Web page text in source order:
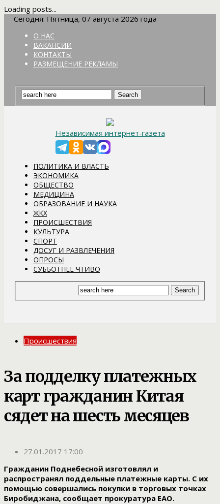
Loading posts...
Сегодня: Пятница, 07 августа 2026 года
О НАС
ВАКАНСИИ
КОНТАКТЫ
РАЗМЕЩЕНИЕ РЕКЛАМЫ
Независимая интернет-газета
ПОЛИТИКА И ВЛАСТЬ
ЭКОНОМИКА
ОБЩЕСТВО
МЕДИЦИНА
ОБРАЗОВАНИЕ И НАУКА
ЖКХ
ПРОИСШЕСТВИЯ
КУЛЬТУРА
СПОРТ
ДОСУГ И РАЗВЛЕЧЕНИЯ
ОПРОСЫ
СУББОТНЕЕ ЧТИВО
Происшествия
За подделку платежных
карт гражданин Китая
сядет на шесть месяцев
27.01.2017 17:00
Гражданин Поднебесной изготовлял и
распространял поддельные платежные карты. С их
помощью совершались покупки в торговых точках
Биробиджана, сообщает прокуратура ЕАО.